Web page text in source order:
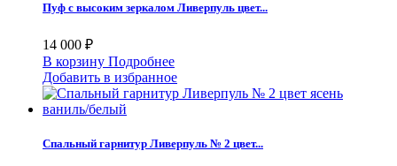
Пуф с высоким зеркалом Ливерпуль цвет...
14 000 ₽
В корзину Подробнее
Добавить в избранное
Спальный гарнитур Ливерпуль № 2 цвет...